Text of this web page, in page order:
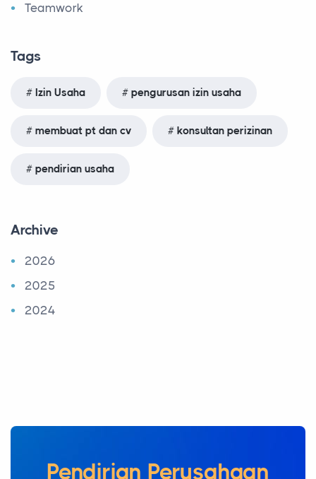
Teamwork
Tags
Izin Usaha pengurusan izin usaha
membuat pt dan cv konsultan perizinan
pendirian usaha
Archive
2026
2025
2024
Pendirian Perusahaan